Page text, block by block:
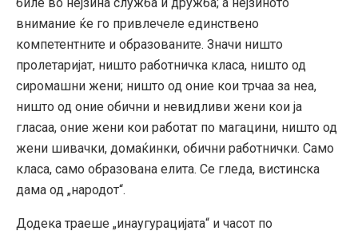
внимание ќе го привлечеле единствено
компетентните и образованите. Значи ништо
пролетаријат, ништо работничка класа, ништо од
сиромашни жени; ништо од оние кои трчаа за неа,
ништо од оние обични и невидливи жени кои ја
гласаа, оние жени кои работат по магацини, ништо од
жени шивачки, домаќинки, обични работнички. Само
класа, само образована елита. Се гледа, вистинска
дама од „народот“.
Додека траеше „инаугурацијата“ и часот по